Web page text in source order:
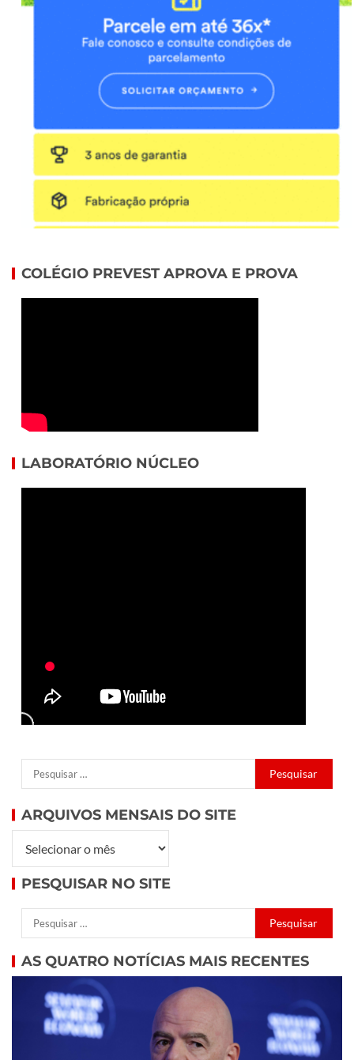
COLÉGIO PREVEST APROVA E PROVA
LABORATÓRIO NÚCLEO
ARQUIVOS MENSAIS DO SITE
PESQUISAR NO SITE
AS QUATRO NOTÍCIAS MAIS RECENTES